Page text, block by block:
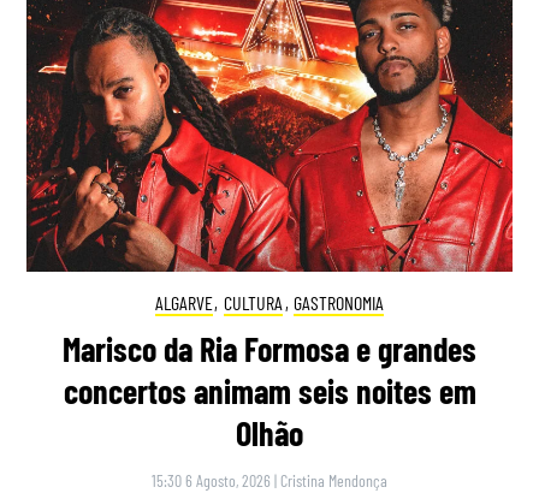
ALGARVE, CULTURA , GASTRONOMIA
Marisco da Ria Formosa e grandes
concertos animam seis noites em
Olhão
15:30 6 Agosto, 2026 | Cristina Mendonça